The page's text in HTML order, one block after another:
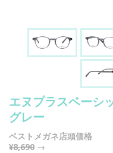
エヌプラスベーシ
グレー
ベストメガネ店頭価格
¥8,690 →